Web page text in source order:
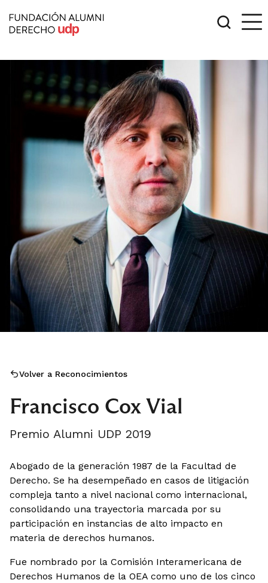
Volver a Reconocimientos
Francisco Cox Vial
Premio Alumni UDP 2019
Abogado de la generación 1987 de la Facultad de
Derecho. Se ha desempeñado en casos de litigación
compleja tanto a nivel nacional como internacional,
consolidando una trayectoria marcada por su
participación en instancias de alto impacto en
materia de derechos humanos.
Fue nombrado por la Comisión Interamericana de
Derechos Humanos de la OEA como uno de los cinco